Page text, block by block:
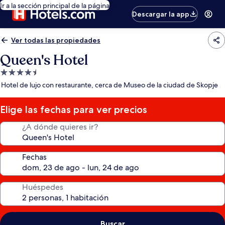
Ir a la sección principal de la página
Descargar la app
Ver todas las propiedades
Queen's Hotel
Propiedad
de
estrellas
Hotel de lujo con restaurante, cerca de Museo de la ciudad de Skopje
Elige las fechas para ver precios
¿A dónde quieres ir?
Fechas
Huéspedes